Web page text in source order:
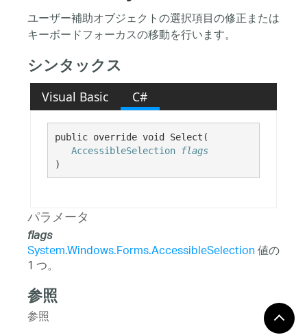
ユーザー補助オブジェクトの選択項目の修正または
キーボードフォーカスの移動を行います。
シンタックス
Visual Basic C#
public override void Select(
AccessibleSelection
flags
)
パラメータ
flags
System.Windows.Forms.AccessibleSelection値の
1 つ。
参照
参照